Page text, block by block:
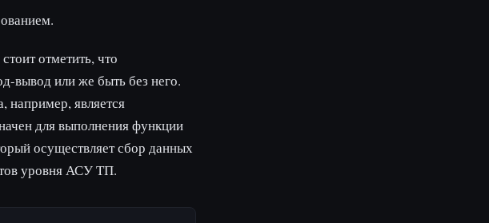
отметить, что
вывод или же быть без него.
например, является
для выполнения функции
осуществляет сбор данных
уровня АСУ ТП.